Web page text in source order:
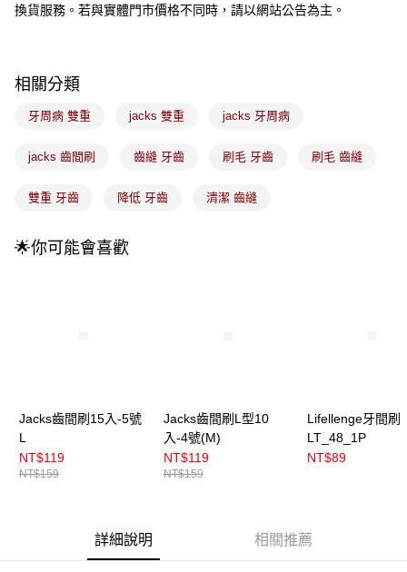
【大哥付你分期使用說明】
成交易。
4.訂單成立30分鐘內，如未前往確認交易或遇審核未通過，訂單將自動取
法說明評估內容。
【繳款方式說明】
醒簡訊。
運送方式
全家取貨付款
付款後全家取貨
每筆NT$100，滿NT$899(含以上)免運費
每筆NT$100，滿NT$899(含以上)免運費
每筆NT$300，滿NT$3,000(含以上)免運費
付款後門市自取
每筆NT$100，滿NT$399(含以上)免運費
換貨服務。若與實體門市價格不同時，請以網站公告為主。
相關分類
牙周病 雙重 jacks 雙重 jacks 牙周病
jacks 齒間刷 齒縫 牙齒 刷毛 牙齒 刷毛 齒縫
雙重 牙齒 降低 牙齒 清潔 齒縫
🌟你可能會喜歡
Jacks齒間刷15入-5號
L
NT$119
NT$159
Jacks齒間刷L型10
入-4號(M)
NT$119
NT$159
Lifellenge牙間刷
LT_48_1P
NT$89
詳細說明 相關推薦